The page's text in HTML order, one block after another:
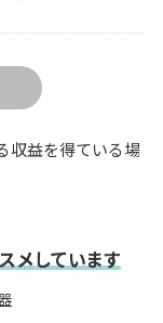
収益を得ている場
メしています